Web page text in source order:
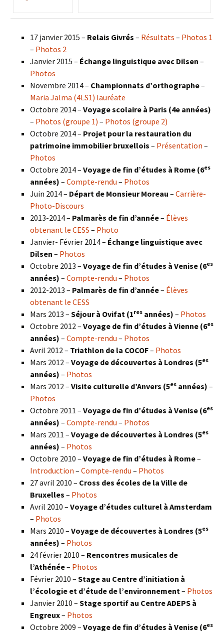
17 janvier 2015 – Relais Givrés – Résultats – Photos 1
– Photos 2
Janvier 2015 – Échange linguistique avec Dilsen –
Photos
Novembre 2014 – Championnats d’orthographe–
Maria Jalma (4LS1) lauréate
Octobre 2014 – Voyage scolaire à Paris (4e années)
– Photos (groupe 1) – Photos (groupe 2)
Octobre 2014 – Projet pour la restauration du
patrimoine immobilier bruxellois – Présentation –
Photos
Octobre 2014 – Voyage de fin d’études à Rome (6es
années) – Compte-rendu – Photos
Juin 2014 – Départ de Monsieur Moreau – Carrière-
Photo-Discours
2013-2014 – Palmarès de fin d’année– Élèves
obtenant le CESS – Photo
Janvier- Février 2014 – Échange linguistique avec
Dilsen – Photos
Octobre 2013 – Voyage de fin d’études à Venise (6es
années) – Compte-rendu – Photos
2012-2013 – Palmarès de fin d’année– Élèves
obtenant le CESS
Mars 2013 – Séjour à Ovifat (1res années) – Photos
Octobre 2012 – Voyage de fin d’études à Vienne (6es
années) – Compte-rendu – Photos
Avril 2012 – Triathlon de la COCOF– Photos
Mars 2012 – Voyage de découvertes à Londres (5es
années) – Photos
Mars 2012 – Visite culturelle d’Anvers (5es années) –
Photos
Octobre 2011 – Voyage de fin d’études à Venise (6es
années) – Compte-rendu – Photos
Mars 2011 – Voyage de découvertes à Londres (5es
années) – Photos
Octobre 2010 – Voyage de fin d’études à Rome–
Introduction – Compte-rendu – Photos
27 avril 2010 – Cross des écoles de la Ville de
Bruxelles – Photos
Avril 2010 – Voyage d’études culturel à Amsterdam
– Photos
Mars 2010 – Voyage de découvertes à Londres (5es
années) – Photos
24 février 2010 – Rencontres musicales de
l’Athénée– Photos
Février 2010 – Stage au Centre d’initiation à
l’écologie et d’étude de l’environnement– Photos
Janvier 2010 – Stage sportif au Centre ADEPS à
Engreux– Photos
Octobre 2009 – Voyage de fin d’études à Venise (6es